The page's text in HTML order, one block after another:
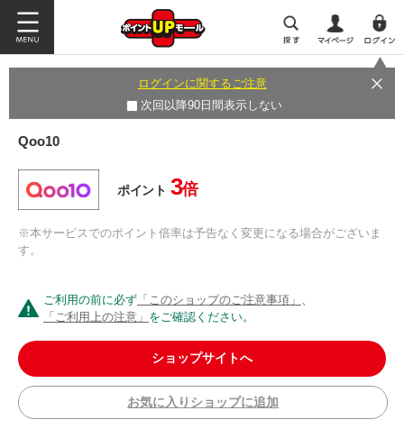
ログインに関するご注意
次回以降90日間表示しない
Qoo10
ポイント 3倍
※本サービスでのポイント倍率は予告なく変更になる場合がございま
す。
ご利用の前に必ず 「このショップのご注意事項」 、
「ご利用上の注意」 をご確認ください。
ショップサイトへ
お気に入りショップに追加